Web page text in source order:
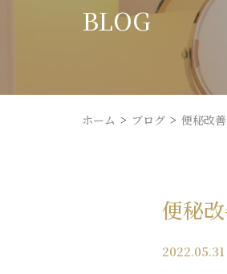
BLOG
ホーム ブログ 便秘改
便秘
2022.05.31